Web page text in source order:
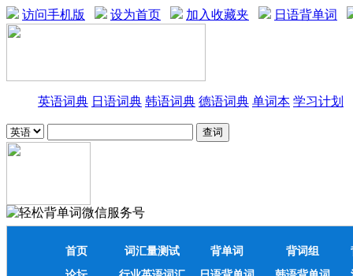
访问手机版 设为首页 加入收藏夹 日语背单词
英语词典 日语词典 韩语词典 德语词典 单词本 学习计划
首页 词汇量测试 背单词 背词组